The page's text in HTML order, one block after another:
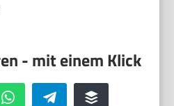
WhatsApp Telegram Buffer